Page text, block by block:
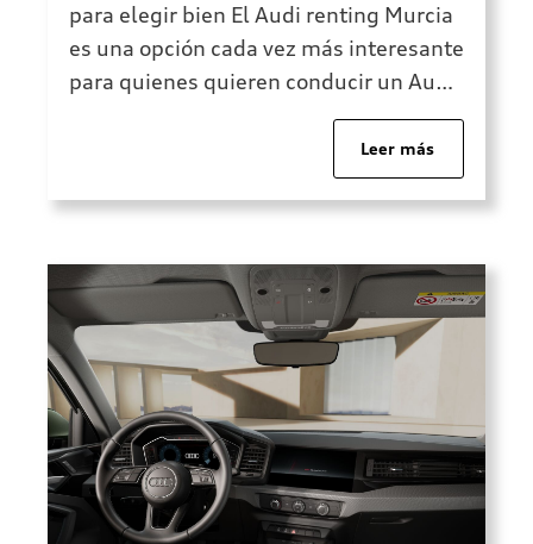
para elegir bien El Audi renting Murcia
es una opción cada vez más interesante
para quienes quieren conducir un Audi
sin asumir la compra tradicional del
vehículo. Este formato permite
disfrutar de un coche nuevo o
seminuevo mediante una cuota
clara de los gastos […]
Leer más